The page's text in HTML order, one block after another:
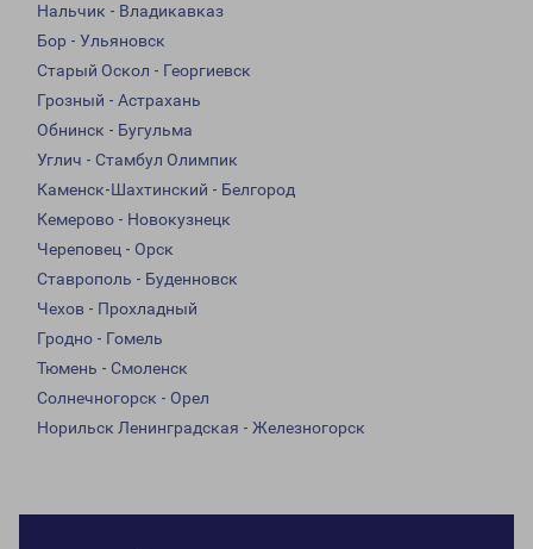
Нальчик - Владикавказ
Бор - Ульяновск
Старый Оскол - Георгиевск
Грозный - Астрахань
Обнинск - Бугульма
Углич - Стамбул Олимпик
Каменск-Шахтинский - Белгород
Кемерово - Новокузнецк
Череповец - Орск
Ставрополь - Буденновск
Чехов - Прохладный
Гродно - Гомель
Тюмень - Смоленск
Солнечногорск - Орел
Норильск Ленинградская - Железногорск